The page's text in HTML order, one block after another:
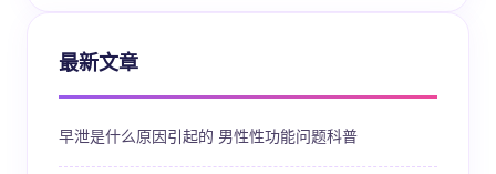
最新文章
早泄是什么原因引起的 男性性功能问题科普